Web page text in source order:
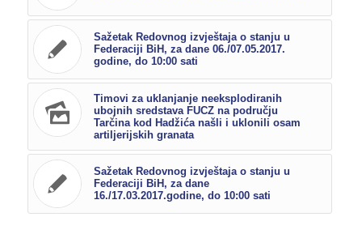
Sažetak Redovnog izvještaja o stanju u
Federaciji BiH, za dane 06./07.05.2017.
godine, do 10:00 sati
Timovi za uklanjanje neeksplodiranih
ubojnih sredstava FUCZ na području
Tarčina kod Hadžića našli i uklonili osam
artiljerijskih granata
Sažetak Redovnog izvještaja o stanju u
Federaciji BiH, za dane
16./17.03.2017.godine, do 10:00 sati